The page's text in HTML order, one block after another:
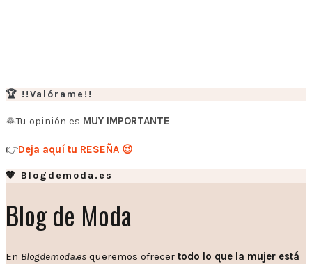
🏆 !!Valórame!!
🙏Tu opinión es MUY IMPORTANTE
👉Deja aquí tu RESEÑA 😉
🧡 Blogdemoda.es
Blog de Moda
En Blogdemoda.es queremos ofrecer todo lo que la mujer está